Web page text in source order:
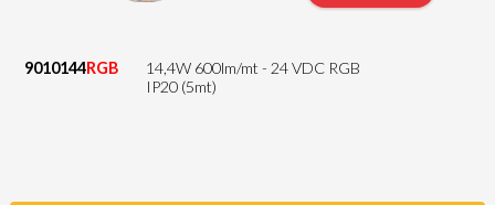
9010144RGB
14,4W 600lm/mt - 24 VDC RGB
IP20 (5mt)